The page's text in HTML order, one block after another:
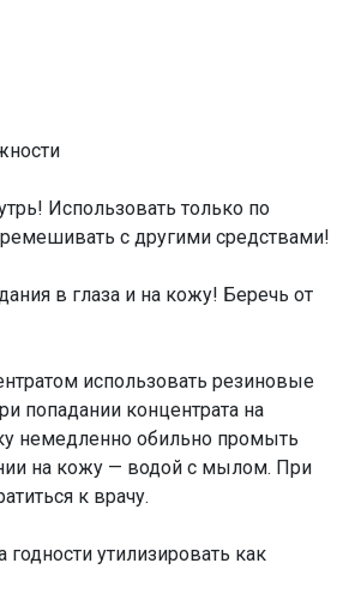
Использовать только по
с другими средствами!
в глаза и на кожу! Беречь от
использовать резиновые
попадании концентрата на
немедленно обильно промыть
на кожу — водой с мылом. При
к врачу.
годности утилизировать как